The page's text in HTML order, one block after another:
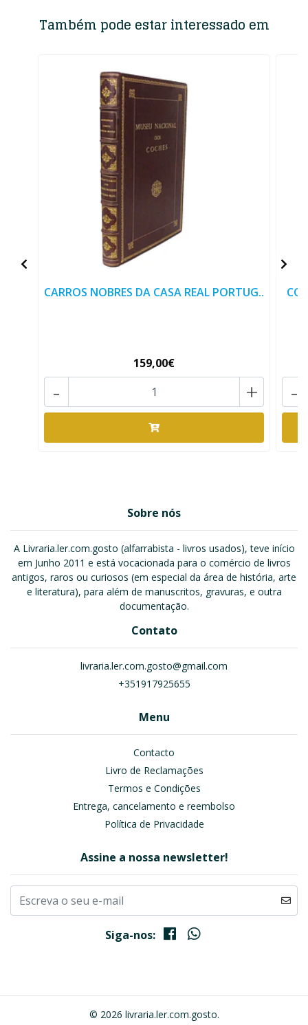
Também pode estar interessado em
CARROS NOBRES DA CASA REAL PORTUG..
159,00€
+
- -
Sobre nós
A Livraria.ler.com.gosto (alfarrabista - livros usados), teve início
em Junho 2011 e está vocacionada para o comércio de livros
antigos, raros ou curiosos (em especial da área de história, arte
e literatura), para além de manuscritos, gravuras, e outra
documentação.
Contato
livraria.ler.com.gosto@gmail.com
+351917925655
Menu
Contacto
Livro de Reclamações
Termos e Condições
Entrega, cancelamento e reembolso
Política de Privacidade
Assine a nossa newsletter!
Siga-nos:
© 2026 livraria.ler.com.gosto.